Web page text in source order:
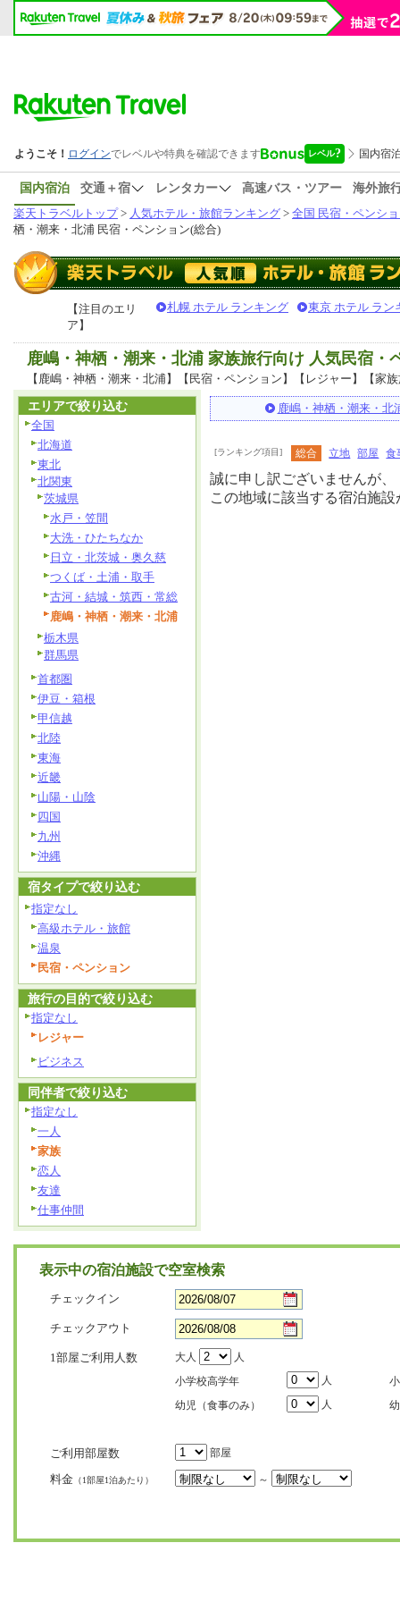
国内宿泊 交通＋宿 レンタカー 高速バス・ツアー
海外旅
楽天トラベルトップ> 人気ホテル・旅館ランキング > 全国 民宿・ペンシ
栖・潮来・北浦 民宿・ペンション(総合)
【注目のエリ
ア】
札幌 ホテル ランキング 東京 ホテル ラン
鹿嶋・神栖・潮来・北浦 家族旅行向け 人気民宿
【鹿嶋・神栖・潮来・北浦】【民宿・ペンション】【レジャー】【家
鹿嶋・神栖・潮来・北
[ランキング項目] 総合 立地 部屋 食
誠に申し訳ございませんが、
この地域に該当する宿泊施
エリアで絞り込む
全国
北海道
東北
北関東
茨城県
水戸・笠間
大洗・ひたちなか
日立・北茨城・奥久慈
つくば・土浦・取手
古河・結城・筑西・常総
鹿嶋・神栖・潮来・北浦
栃木県
群馬県
首都圏
伊豆・箱根
甲信越
北陸
東海
近畿
山陽・山陰
四国
九州
沖縄
宿タイプで絞り込む
指定なし
高級ホテル・旅館
温泉
民宿・ペンション
旅行の目的で絞り込む
指定なし
レジャー
ビジネス
同伴者で絞り込む
指定なし
一人
家族
恋人
友達
仕事仲間
表示中の宿泊施設で空室検索
チェックイン
チェックアウト
1部屋ご利用人数 大人
人
小学校高学年
人
幼児（食事のみ）
人
ご利用部屋数 部屋
料金 （1部屋1泊あたり） ～